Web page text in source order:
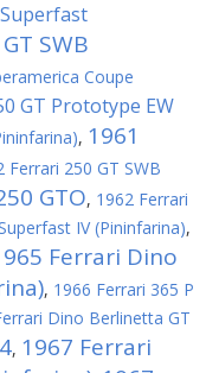
SWB
Coupe
GT Prototype EW
, 1961
Ferrari 250 GT SWB
GTO, 1962 Ferrari
IV (Pininfarina),
Ferrari Dino
, 1966 Ferrari 365 P
Dino Berlinetta GT
, 1967 Ferrari